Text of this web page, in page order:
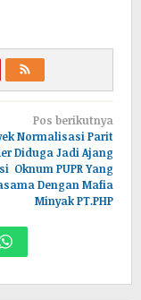
Pos berikutnya
Normalisasi Parit
Diduga Jadi Ajang
Oknum PUPR Yang
Dengan Mafia
Minyak PT.PHP